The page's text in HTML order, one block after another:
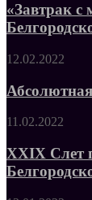
«Завтрак с
12.02.2022
11.02.2022
XXIX Слет